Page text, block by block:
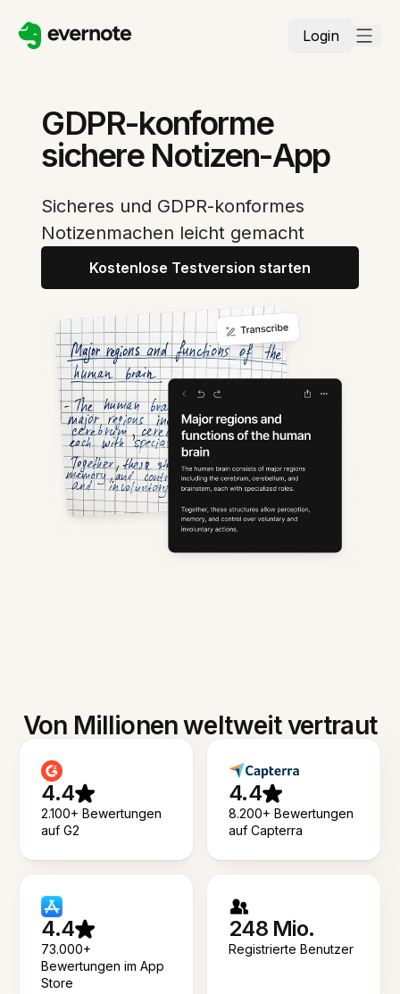
Login
GDPR-konforme
sichere Notizen-App
Sicheres und GDPR-konformes
Notizenmachen leicht gemacht
Kostenlose Testversion starten
Von Millionen weltweit vertraut
4.4
2.100+ Bewertungen
auf G2
4.4
8.200+ Bewertungen
auf Capterra
4.4
73.000+
Bewertungen im App
Store
248 Mio.
Registrierte Benutzer